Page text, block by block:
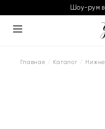
Шоу-рум
Главная / Каталог /